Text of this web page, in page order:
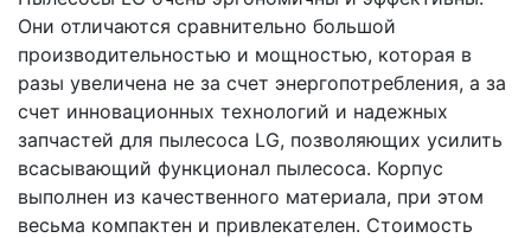
Они отличаются сравнительно большой
производительностью и мощностью, которая в
разы увеличена не за счет энергопотребления, а за
счет инновационных технологий и надежных
запчастей для пылесоса LG, позволяющих усилить
всасывающий функционал пылесоса. Корпус
выполнен из качественного материала, при этом
весьма компактен и привлекателен. Стоимость